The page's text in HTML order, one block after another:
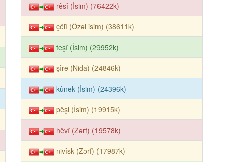
rêsî (İsim) (76422k)
çêlî (Özəl isim) (38611k)
teşî (İsim) (29952k)
şîre (Nida) (24846k)
kûnek (İsim) (24396k)
pêşi (İsim) (19915k)
hêvî (Zərf) (19578k)
nivîsk (Zərf) (17987k)